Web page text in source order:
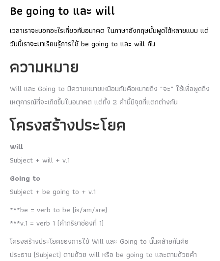
Be going to และ will
เวลาเราจะบอกอะไรเกี่ยวกับอนาคต ในภาษาอังกฤษนั้นพูดได้หลายแบบ แต่
วันนี้เราจะมาเรียนรู้การใช้ be going to และ will กัน
ความหมาย
Will และ Going to มีความหมายเหมือนกันคือหมายถึง “จะ” ใช้เพื่อพูดถึง
เหตุการณ์ที่จะเกิดขึ้นในอนาคต แต่ทั้ง 2 คำนี้มีจุดที่แตกต่างกัน
โครงสร้างประโยค
Will
Subject + will + v.1
Going to
Subject + be going to + v.1
***be = verb to be (is/am/are)
***v.1 = verb 1 (คำกริยาช่องที่ 1)
โครงสร้างประโยคของการใช้ Will และ Going to นั้นคล้ายกันคือ
ประธาน (Subject) ตามด้วย will หรือ be going to และตามด้วยคำ